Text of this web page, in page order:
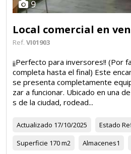
9
Local comercial en
Ref. VI01903
¡¡Perfecto para inversores!! (Por
completa hasta el final) Este
se presenta completamente
zar a funcionar. Ubicado en una
s de la ciudad, rodead...
Actualizado 17/10/2025 Estado
Superficie 170 m2 Almacenes1